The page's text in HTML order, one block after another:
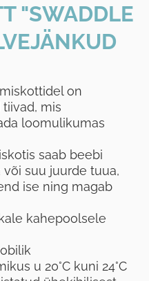
"SWADDLE
on
mis
loomulikumas
saab beebi
suu juurde tuua,
ise ning magab
kahepoolsele
u 20°C kuni 24°C